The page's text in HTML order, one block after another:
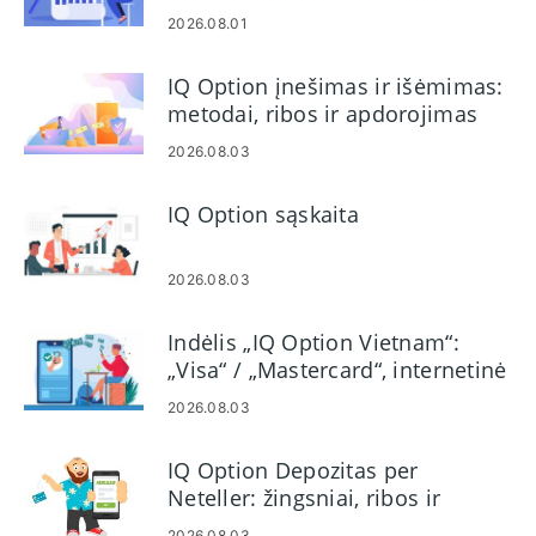
veiksmai
2026.08.01
IQ Option įnešimas ir išėmimas:
metodai, ribos ir apdorojimas
2026.08.03
IQ Option sąskaita
2026.08.03
Indėlis „IQ Option Vietnam“:
„Visa“ / „Mastercard“, internetinė
bankininkystė ir el. piniginės
2026.08.03
IQ Option Depozitas per
Neteller: žingsniai, ribos ir
apdorojimas